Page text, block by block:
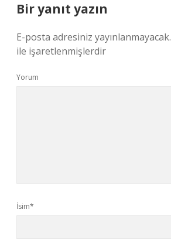
Bir yanıt yazın
E-posta adresiniz yayınlanmayacak.
ile işaretlenmişlerdir
Yorum
İsim*